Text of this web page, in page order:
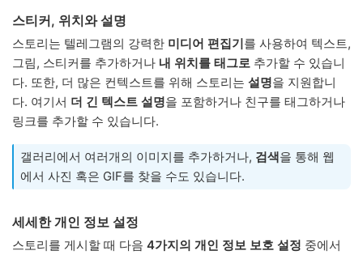
스티커, 위치와 설명
스토리는 텔레그램의 강력한 미디어 편집기를 사용하여 텍스트,
그림, 스티커를 추가하거나 내 위치를 태그로 추가할 수 있습니
다. 또한, 더 많은 컨텍스트를 위해 스토리는 설명을 지원합니
다. 여기서 더 긴 텍스트 설명을 포함하거나 친구를 태그하거나
링크를 추가할 수 있습니다.
갤러리에서 여러개의 이미지를 추가하거나, 검색을 통해 웹
에서 사진 혹은 GIF를 찾을 수도 있습니다.
세세한 개인 정보 설정
스토리를 게시할 때 다음 4가지의 개인 정보 보호 설정 중에서